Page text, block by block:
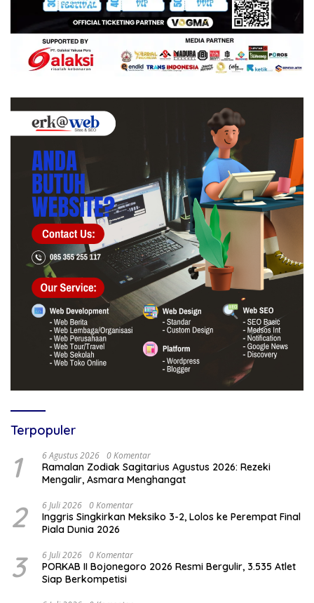
Terpopuler
1 6 Agustus 2026 0 Komentar
Ramalan Zodiak Sagitarius Agustus 2026: Rezeki
Mengalir, Asmara Menghangat
2 6 Juli 2026 0 Komentar
Inggris Singkirkan Meksiko 3-2, Lolos ke Perempat Final
Piala Dunia 2026
3 6 Juli 2026 0 Komentar
PORKAB II Bojonegoro 2026 Resmi Bergulir, 3.535 Atlet
Siap Berkompetisi